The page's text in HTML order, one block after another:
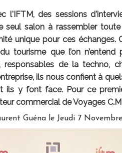
l'IFTM, des sessions
seul salon à rassembler
unique pour ces échanges.
tourisme que l’on n’entend
de la techno,
ils nous confient à
ils y font face. Pour ce
commercial de Voyages
Guéna le Jeudi 7